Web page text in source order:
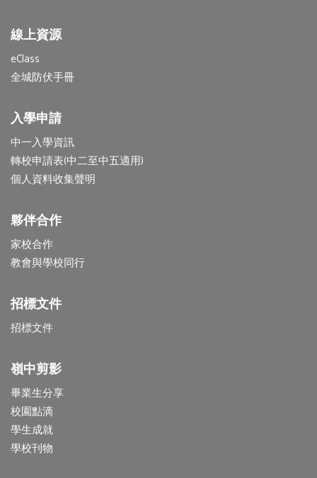
線上資源
eClass
全城防伏手冊
入學申請
中一入學資訊
轉校申請表(中二至中五適用)
個人資料收集聲明
夥伴合作
家校合作
教會與學校同行
招標文件
招標文件
嶺中剪影
畢業生分享
校園點滴
學生成就
學校刊物